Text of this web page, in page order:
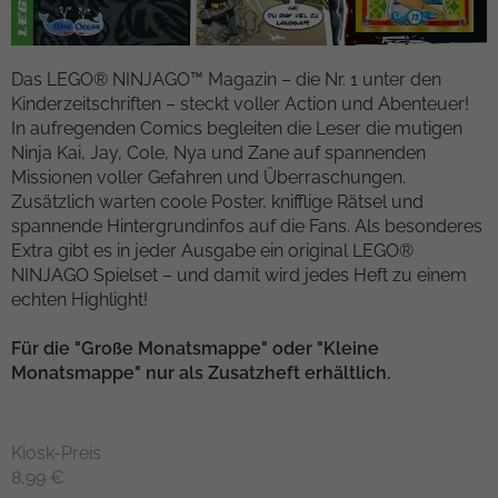
Das LEGO® NINJAGO™ Magazin – die Nr. 1 unter den
Kinderzeitschriften – steckt voller Action und Abenteuer!
In aufregenden Comics begleiten die Leser die mutigen
Ninja Kai, Jay, Cole, Nya und Zane auf spannenden
Missionen voller Gefahren und Überraschungen.
Zusätzlich warten coole Poster, knifflige Rätsel und
spannende Hintergrundinfos auf die Fans. Als besonderes
Extra gibt es in jeder Ausgabe ein original LEGO®
NINJAGO Spielset – und damit wird jedes Heft zu einem
echten Highlight!
Für die "Große Monatsmappe" oder "Kleine
Monatsmappe" nur als Zusatzheft erhältlich.
Kiosk-Preis
8,99 €
Anbieter TYPO3
Laufzeit 1 Woche
Zweck
Dieses Cookie ist ein Standard-Session-
Cookie von TYPO3. Es speichert im Falle
eines Benutzer-Logins die Session-ID. So
kann der eingeloggte Benutzer
wiedererkannt werden und es wird ihm
Zugang zu geschützten Bereichen
gewährt.
Name cookie_optin
Kampagnendaten zu berechnen und die
Nutzung der Website für den
Analysebericht der Website zu verfolgen.
Die Cookies speichern Informationen
anonym und weisen eine randoly
generierte Nummer zu, um eindeutige
Besucher zu identifizieren.
Name _gid
Anbieter Google Analytics
Dieses Cookie wird von Google Analytics